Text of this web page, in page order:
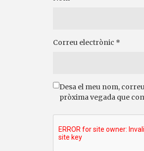
Correu electrònic *
Desa el meu nom,
pròxima vegada que